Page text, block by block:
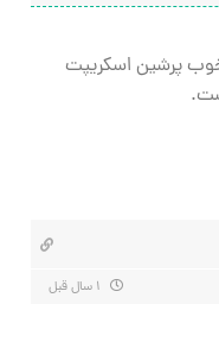
پرشین اسکریپت